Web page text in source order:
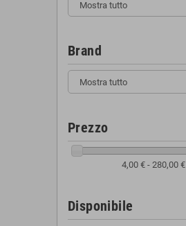
Brand
Prezzo
4,00 € - 280,00 €
Disponibile